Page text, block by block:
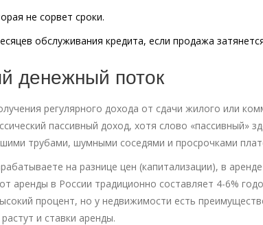
не сорвет сроки.
обслуживания кредита, если продажа
денежный поток
регулярного дохода от сдачи жилого или
пассивный доход, хотя слово «пассивный»
трубами, шумными соседями и просрочками
на разнице цен (капитализации), в
аренды в России традиционно составляет 4-6%
процент, но у недвижимости есть
и ставки аренды.